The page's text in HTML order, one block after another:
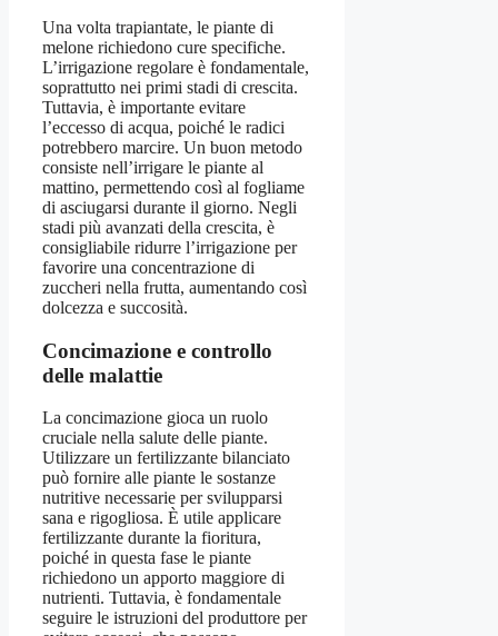
Una volta trapiantate, le piante di
melone richiedono cure specifiche.
L’irrigazione regolare è fondamentale,
soprattutto nei primi stadi di crescita.
Tuttavia, è importante evitare
l’eccesso di acqua, poiché le radici
potrebbero marcire. Un buon metodo
consiste nell’irrigare le piante al
mattino, permettendo così al fogliame
di asciugarsi durante il giorno. Negli
stadi più avanzati della crescita, è
consigliabile ridurre l’irrigazione per
favorire una concentrazione di
zuccheri nella frutta, aumentando così
dolcezza e succosità.
Concimazione e controllo
delle malattie
La concimazione gioca un ruolo
cruciale nella salute delle piante.
Utilizzare un fertilizzante bilanciato
può fornire alle piante le sostanze
nutritive necessarie per svilupparsi
sana e rigogliosa. È utile applicare
fertilizzante durante la fioritura,
poiché in questa fase le piante
richiedono un apporto maggiore di
nutrienti. Tuttavia, è fondamentale
seguire le istruzioni del produttore per